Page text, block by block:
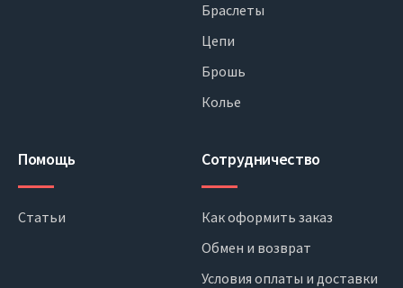
Браслеты
Цепи
Брошь
Колье
Помощь
Статьи
Сотрудничество
Как оформить заказ
Обмен и возврат
Условия оплаты и доставки